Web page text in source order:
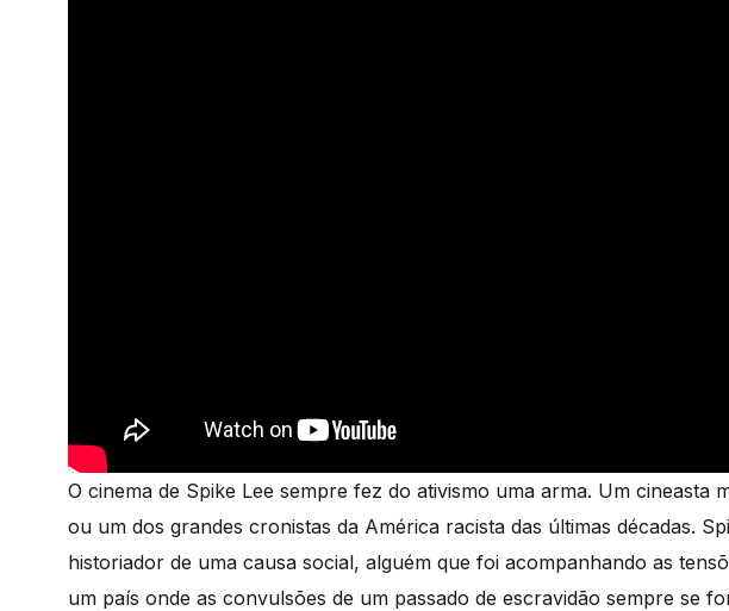
O cinema de Spike Lee sempre fez do ativismo uma arma. Um cineasta
ou um dos grandes cronistas da América racista das últimas décadas.
historiador de uma causa social, alguém que foi acompanhando as
um país onde as convulsões de um passado de escravidão sempre se